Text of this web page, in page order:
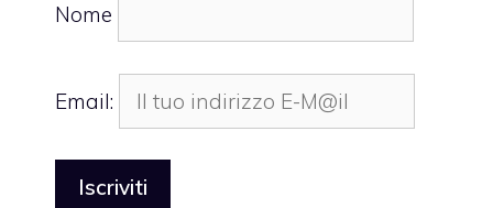
Nome
Email: